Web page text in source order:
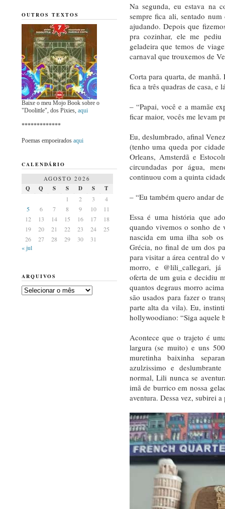
Na segunda, eu estava na
sempre fica ali, sentado
ajudando. Depois que
pra cozinhar, ele me
geladeira que temos de
carnaval que trouxemos de
Corta para quarta, de
fica a três quadras de casa, e
– “Papai, você e a mamãe
ficar maior, vocês me levam
Eu, deslumbrado, afinal
(tenho uma queda por
Orleans, Amsterdã e
circundadas por água,
continuou com a quinta
– “Eu também quero andar
Essa é uma história que
quando vivemos o sonho de
nascida em uma ilha sob
Grécia, no final de um dos
para visitar a área central do
morro, e @lili_callegari, já
oferta de um guia e decidiu
quantos degraus morro
são usados para fazer o
parte alta da vila). Eu,
hollywoodiano: “Siga aquele
Acontece que o trajeto é
largura (se muito) e uns
muretinha baixinha
azulzissimo e
normal, Lili nunca se
imã de burrico em nossa
aventura. Dessa vez, subirei
OUTROS TEXTOS
Baixe o meu Mojo Book sobre o
"Doolittle", dos Pixies, aqui
*************
Poemas empoeirados aqui
CALENDÁRIO
AGOSTO 2026
Q Q S S D S
T
1
2 3
4
5
6 7 8 9 10
11
12
13 14 15 16 17
18
19
20 21 22 23 24
25
26
27 28 29 30
31
« jul
ARQUIVOS
Arquivos